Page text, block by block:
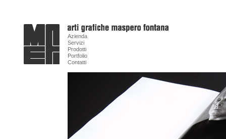
Azienda
Servizi
Prodotti
Portfolio
Contatti